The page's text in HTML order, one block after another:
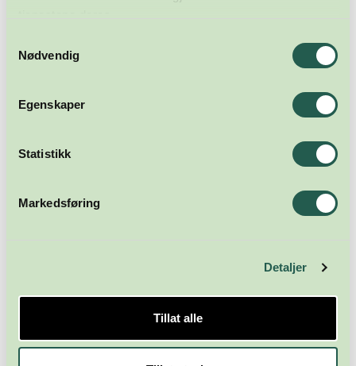
Nødvendig
Egenskaper
Statistikk
Markedsføring
Detaljer
Tillat alle
Meld deg på nyhetsbrevet
Abonner